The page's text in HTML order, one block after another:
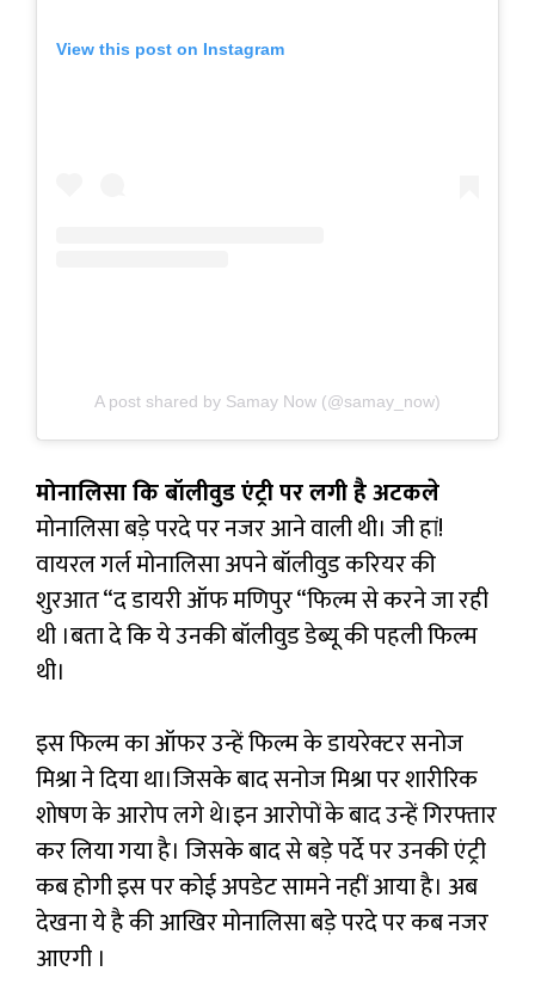
View this post on Instagram
A post shared by Samay Now (@samay_now)
मोनालिसा कि बॉलीवुड एंट्री पर लगी है अटकले
मोनालिसा बड़े परदे पर नजर आने वाली थी। जी हां!
वायरल गर्ल मोनालिसा अपने बॉलीवुड करियर की
शुरआत “द डायरी ऑफ मणिपुर “फिल्म से करने जा रही
थी ।बता दे कि ये उनकी बॉलीवुड डेब्यू की पहली फिल्म
थी।
इस फिल्म का ऑफर उन्हें फिल्म के डायरेक्टर सनोज
मिश्रा ने दिया था।जिसके बाद सनोज मिश्रा पर शारीरिक
शोषण के आरोप लगे थे।इन आरोपों के बाद उन्हें गिरफ्तार
कर लिया गया है। जिसके बाद से बड़े पर्दे पर उनकी एंट्री
कब होगी इस पर कोई अपडेट सामने नहीं आया है। अब
देखना ये है की आखिर मोनालिसा बड़े परदे पर कब नजर
आएगी ।